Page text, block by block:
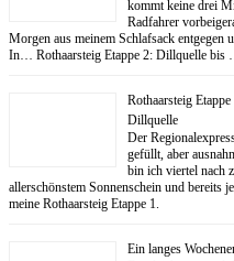
kommt keine drei
Radfahrer
Morgen aus meinem Schlafsack entgegen
In… Rothaarsteig Etappe 2: Dillquelle bis
Rothaarsteig
Dillquelle
Der
gefüllt, aber
bin ich viertel nach
allerschönstem Sonnenschein und bereits
meine Rothaarsteig Etappe 1.
Ein langes